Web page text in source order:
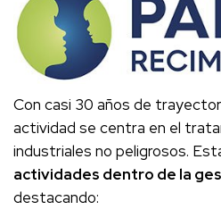
Con casi 30 años de
actividad se centra en el
industriales no peligrosos.
actividades dentro de la
destacando: